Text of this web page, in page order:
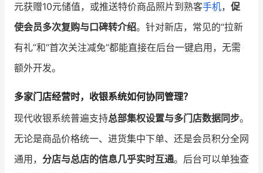
元获赠10元储值，或推送特价商品照片到熟客手机， 促
使会员多次复购与口碑转介绍。针对新店，常见的“拉新
有礼”和“首次关注减免”都能直接在后台一键启用，无需
额外开发。
多家门店经营时，收银系统如何协同管理？
现代收银系统普遍支持总部集权设置与多门店数据同步。
无论是商品价格统一、进货集中下单、还是会员积分全网
通用， 分店与总店的信息几乎实时互通。后台可以单独查